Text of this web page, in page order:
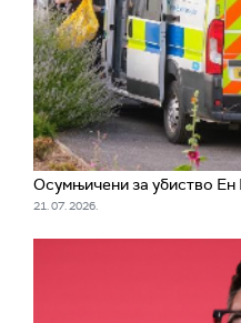
Осумњичени за убиство
21. 07. 2026.